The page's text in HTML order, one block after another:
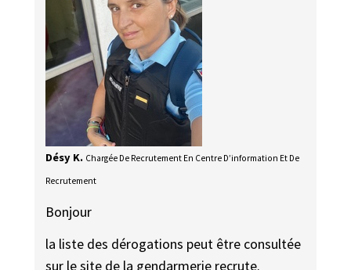
Désy K. Chargée De Recrutement En Centre D’information Et De
Recrutement
Bonjour
la liste des dérogations peut être consultée
sur le site de la gendarmerie recrute.